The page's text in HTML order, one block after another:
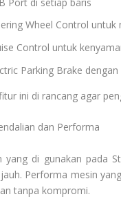
Wheel Control untuk
Control untuk
Parking Brake
ini di rancang agar
dan Performa
yang di gunakan pada
Performa mesin
tanpa kompromi.